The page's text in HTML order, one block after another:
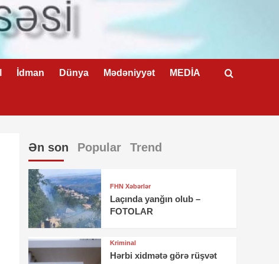
İdman Dünya Mədəniyyət MEDİA
Ən son Popular Trend
FHN Xəbərlər
Laçında yanğın olub –
FOTOLAR
Kriminal
Hərbi xidmətə görə rüşvət